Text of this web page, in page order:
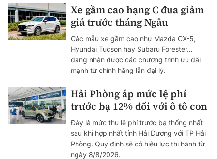
Xe gầm cao hạng C đua giảm
giá trước tháng Ngâu
Các mẫu xe gầm cao như Mazda CX-5,
Hyundai Tucson hay Subaru Forester…
đang nhận được các chương trình ưu đãi
mạnh từ chính hãng lẫn đại lý.
Hải Phòng áp mức lệ phí
trước bạ 12% đối với ô tô con
Đây là mức thu lệ phí trước bạ thống nhất
sau khi hợp nhất tỉnh Hải Dương với TP Hải
Phòng. Quy định sẽ có hiệu lực thi hành từ
ngày 8/8/2026.